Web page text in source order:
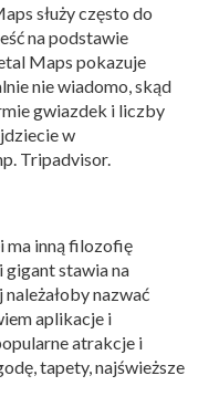
służy często do
na podstawie
Maps pokazuje
nie wiadomo, skąd
gwiazdek i liczby
w
Tripadvisor.
ma inną filozofię
stawia na
nazwać
aplikacje i
atrakcje i
tapety, najświeższe